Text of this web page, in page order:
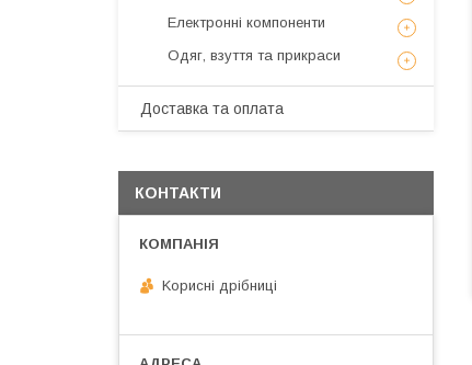
Електронні компоненти
Одяг, взуття та прикраси
Доставка та оплата
КОНТАКТИ
Kорисні дрібниці